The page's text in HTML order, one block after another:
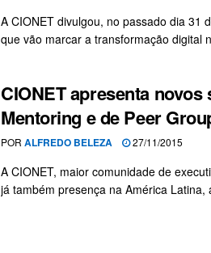
A CIONET divulgou, no passado dia 31
que vão marcar a transformação digital
CIONET apresenta
Mentoring e de Peer
POR ALFREDO BELEZA 27/11/2015
A CIONET, maior comunidade de
já também presença na América Latina,